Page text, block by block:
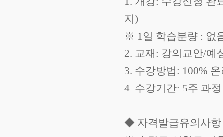
지)
※ 1일 학습분량 : 없
2. 교재: 강의교안/예
3. 수강방법: 100%
4. 수강기간: 5주 과정
◆ 자격발급유의사항